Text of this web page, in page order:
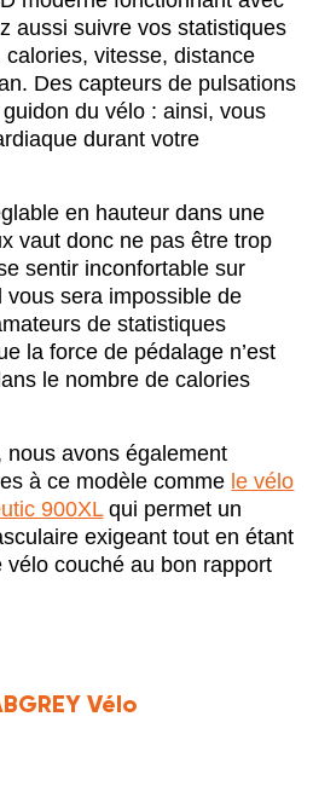
aussi suivre vos statistiques
vitesse, distance
Des capteurs de pulsations
du vélo : ainsi, vous
durant votre
en hauteur dans une
vaut donc ne pas être trop
sentir inconfortable sur
vous sera impossible de
de statistiques
la force de pédalage n’est
le nombre de calories
avons également
à ce modèle comme le vélo
900XLqui permet un
exigeant tout en étant
couché au bon rapport
Vélo